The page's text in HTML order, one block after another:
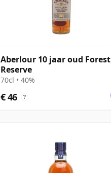
Aberlour 10 jaar oud Forest
Reserve
70cl • 40%
€ 46 ?